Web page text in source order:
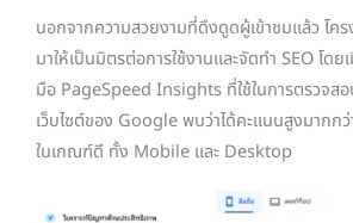
นอกจากความสวยงามที่ดึงดูดผู้เข้าชมแล้ว โค
มาให้เป็นมิตรต่อการใช้งานและจัดทำ SEO โด
มือ PageSpeed Insights ที่ใช้ในการตรวจสอ
เว็บไซต์ของ Google พบว่าได้คะแนนสูงมากก
ในเกณฑ์ดี ทั้ง Mobile และ Desktop